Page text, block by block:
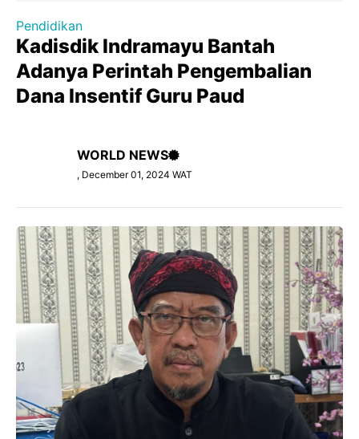
Pendidikan
Kadisdik Indramayu Bantah
Adanya Perintah Pengembalian
Dana Insentif Guru Paud
WORLD NEWS
, December 01, 2024 WAT